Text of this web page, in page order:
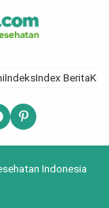
IndeksIndex Berita
Indonesia